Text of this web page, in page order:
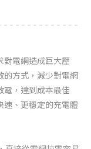
對電網造成巨大壓
的方式，減少對電網
電，達到成本最佳
速、更穩定的充電體